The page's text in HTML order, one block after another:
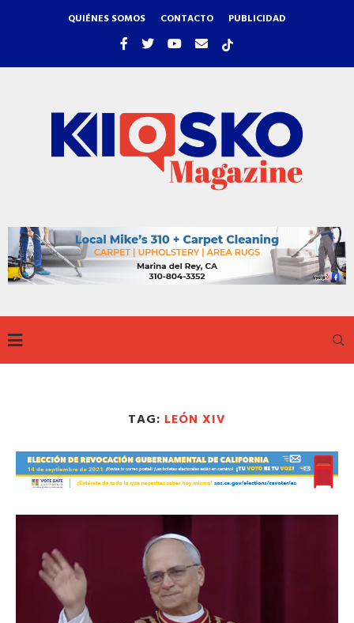
QUIÉNES SOMOS CONTACTO PUBLICIDAD
TAG: LEÓN XIV